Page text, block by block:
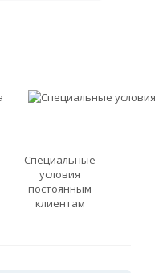
Специальные
условия
постоянным
клиентам